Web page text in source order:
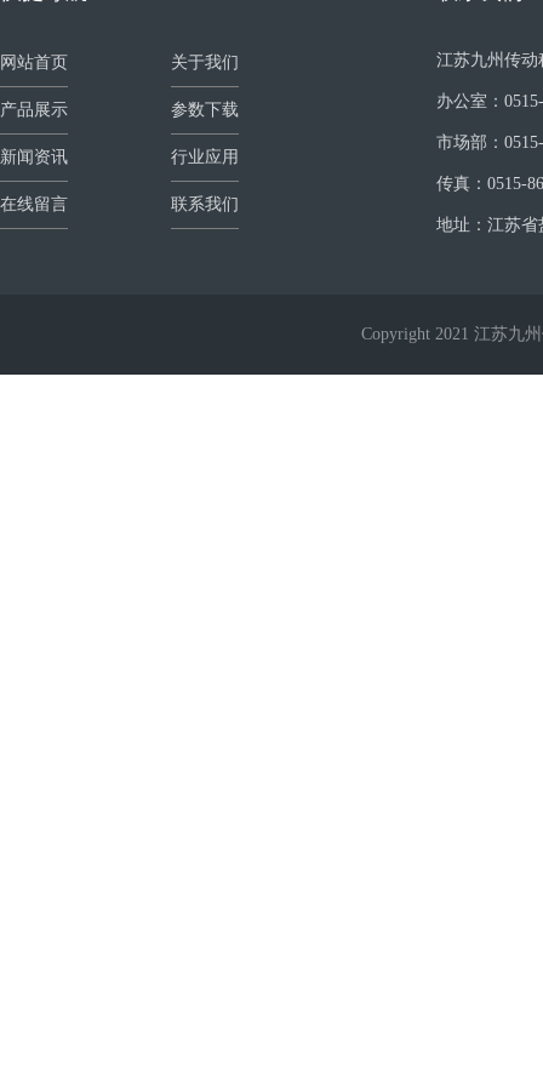
网站首页 关于我们
产品展示 参数下载
新闻资讯 行业应用
在线留言 联系我们
江苏九州传
办公室：
市场部：
传真：0515-
地址：江苏省
Copyright 2021 江苏九